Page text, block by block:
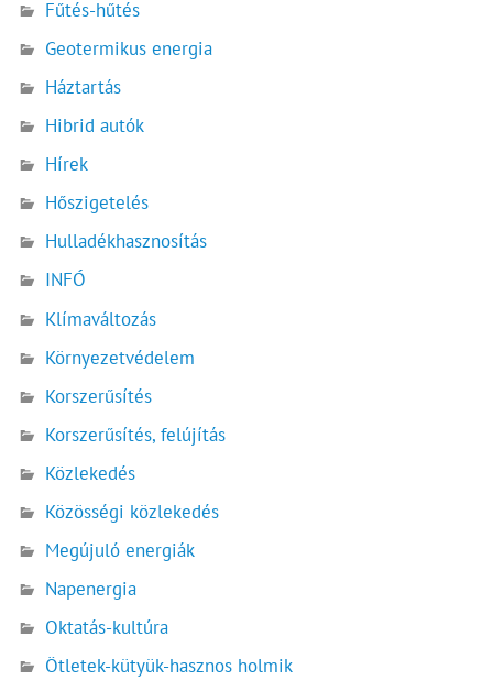
Fűtés-hűtés
Geotermikus energia
Háztartás
Hibrid autók
Hírek
Hőszigetelés
Hulladékhasznosítás
INFÓ
Klímaváltozás
Környezetvédelem
Korszerűsítés
Korszerűsítés, felújítás
Közlekedés
Közösségi közlekedés
Megújuló energiák
Napenergia
Oktatás-kultúra
Ötletek-kütyük-hasznos holmik